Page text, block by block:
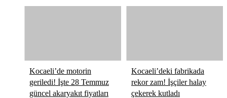
Kocaeli’de motorin
geriledi! İşte 28 Temmuz
güncel akaryakıt fiyatları
Kocaeli’deki fabrikada
rekor zam! İşçiler halay
çekerek kutladı